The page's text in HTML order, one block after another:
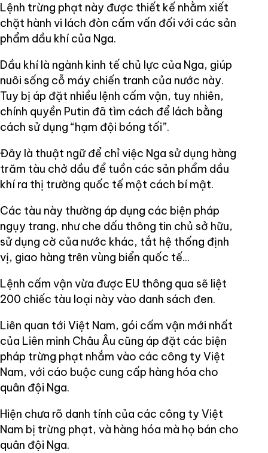
Lệnh trừng phạt này được thiết kế nhằm xiết
chặt hành vi lách đòn cấm vấn đối với các sản
phẩm dầu khí của Nga.
Dầu khí là ngành kinh tế chủ lực của Nga, giúp
nuôi sống cỗ máy chiến tranh của nước này.
Tuy bị áp đặt nhiều lệnh cấm vận, tuy nhiên,
chính quyền Putin đã tìm cách để lách bằng
cách sử dụng “hạm đội bóng tối”.
Đây là thuật ngữ để chỉ việc Nga sử dụng hàng
trăm tàu chở dầu để tuồn các sản phẩm dầu
khí ra thị trường quốc tế một cách bí mật.
Các tàu này thường áp dụng các biện pháp
ngụy trang, như che dấu thông tin chủ sở hữu,
sử dụng cờ của nước khác, tắt hệ thống định
vị, giao hàng trên vùng biển quốc tế...
Lệnh cấm vận vừa được EU thông qua sẽ liệt
200 chiếc tàu loại này vào danh sách đen.
Liên quan tới Việt Nam, gói cấm vận mới nhất
của Liên minh Châu Âu cũng áp đặt các biện
pháp trừng phạt nhắm vào các công ty Việt
Nam, với cáo buộc cung cấp hàng hóa cho
quân đội Nga.
Hiện chưa rõ danh tính của các công ty Việt
Nam bị trừng phạt, và hàng hóa mà họ bán cho
quân đội Nga.